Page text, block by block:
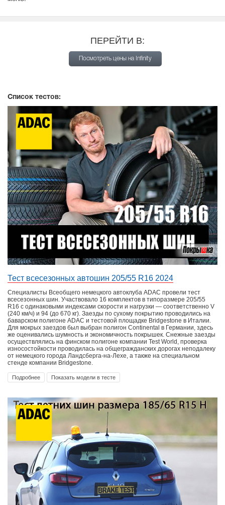
ПЕРЕЙТИ В:
Посмотреть цены на Infinity
Список тестов:
Тест всесезонных автошин 205/55 R16 2024
Специалисты Всеобщего немецкого автоклуба ADAC провели тест
всесезонных шин. Участвовало 16 комплектов в типоразмере 205/55
R16 с одинаковыми индексами скорости и нагрузки — соответственно V
(240 км/ч) и 94 (до 670 кг). Заезды по сухому покрытию проводились на
баварском полигоне ADAC и тестовой площадке Bridgestone в Италии.
Для мокрых заездов был выбран полигон Continental в Германии, здесь
же оценивались шумность и экономичность покрышек. Снежные заезды
осуществлялись на финском полигоне компании Test World, проверка
износостойкости проводилась на общегражданских дорогах неподалеку
от немецкого города Ландсберга-на-Лехе, а также на специальном
стенде компании Bridgestone.
Подробнее Показать модели в тесте